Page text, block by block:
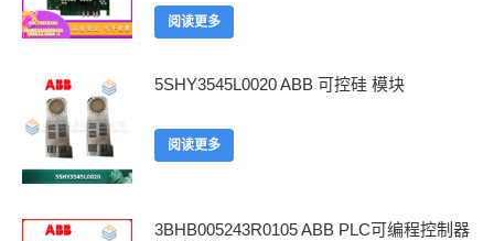
阅读更多
5SHY3545L0020 ABB 可控硅 模块
阅读更多
3BHB005243R0105 ABB PLC可编程控制器